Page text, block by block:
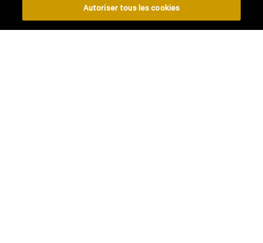
Autoriser tous les cookies